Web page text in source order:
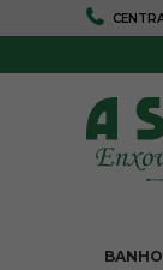
BANHO